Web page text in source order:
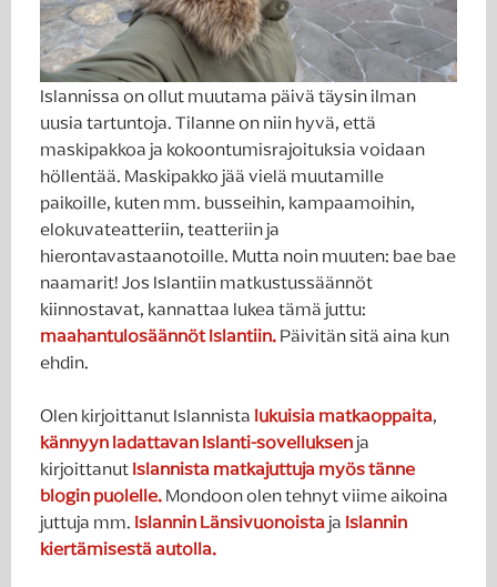
Islannissa on ollut muutama päivä täysin ilman
uusia tartuntoja. Tilanne on niin hyvä, että
maskipakkoa ja kokoontumisrajoituksia voidaan
höllentää. Maskipakko jää vielä muutamille
paikoille, kuten mm. busseihin, kampaamoihin,
elokuvateatteriin, teatteriin ja
hierontavastaanotoille. Mutta noin muuten: bae bae
naamarit! Jos Islantiin matkustussäännöt
kiinnostavat, kannattaa lukea tämä juttu:
maahantulosäännöt Islantiin.Päivitän sitä aina kun
ehdin.
Olen kirjoittanut Islannista lukuisia matkaoppaita,
kännyyn ladattavan Islanti-sovelluksenja
kirjoittanutIslannista matkajuttuja myös tänne
blogin puolelle.Mondoon olen tehnyt viime aikoina
juttuja mm. Islannin Länsivuonoistaja Islannin
kiertämisestä autolla.